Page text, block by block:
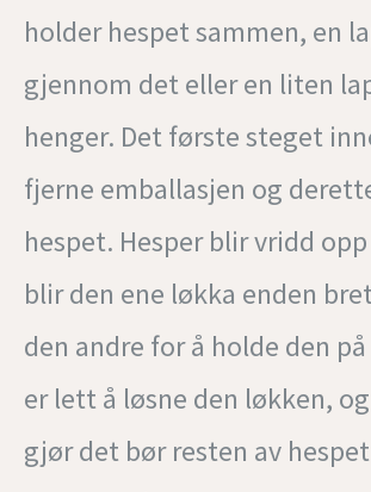
holder hespet sammen, en
gjennom det eller en liten
henger. Det første steget
fjerne emballasjen og
hespet. Hesper blir vridd
blir den ene løkka enden
den andre for å holde den
er lett å løsne den løkken,
gjør det bør resten av